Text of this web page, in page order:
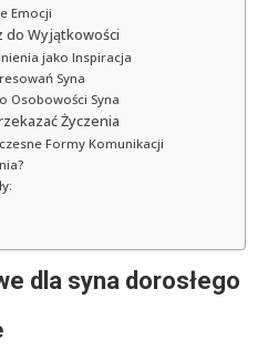
Emocji
do Wyjątkowości
jako Inspiracja
Syna
Osobowości Syna
Życzenia
Formy Komunikacji
dla syna dorosłego